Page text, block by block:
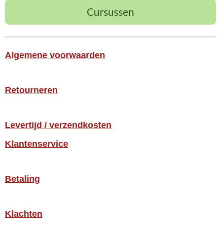
Cursussen
Algemene voorwaarden
Retourneren
Levertijd / verzendkosten
Klantenservice
Betaling
Klachten